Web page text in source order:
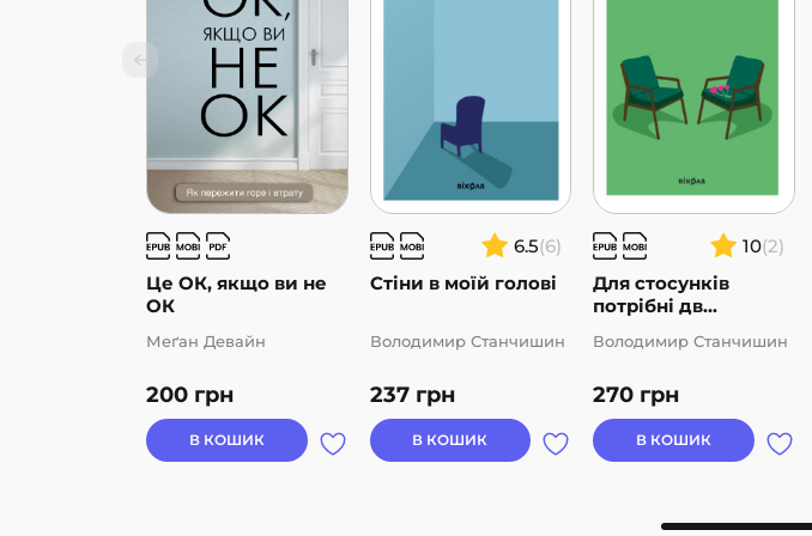
щасливих митей, без синдрому відкладених можливостей чи
непрожитого життя.
Це ОК, якщо ви не
ОК
200 грн
Меґан Девайн
В КОШИК
6.5(6)
Стіни в моїй голові
237 грн
Володимир Станчишин
В КОШИК
10(2)
Для стосунків
потрібні дв...
270 грн
Володимир Станчишин
В КОШИК